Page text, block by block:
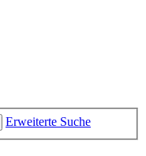
Erweiterte Suche